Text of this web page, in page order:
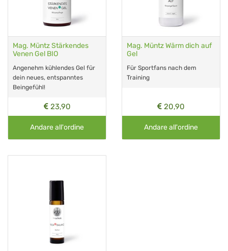
Mag. Müntz Stärkendes
Venen Gel BIO
Angenehm kühlendes Gel für
dein neues, entspanntes
Beingefühl!
23,90
Andare all'ordine
Mag. Müntz Wärm dich auf
Gel
Für Sportfans nach dem
Training
20,90
Andare all'ordine